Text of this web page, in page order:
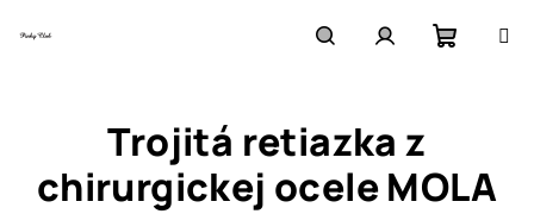
Trojitá retiazka z
chirurgickej ocele MOLA